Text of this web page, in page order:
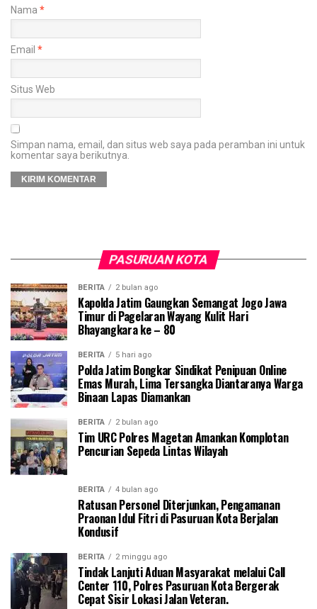
Nama *
Email *
Situs Web
Simpan nama, email, dan situs web saya pada peramban ini untuk
komentar saya berikutnya.
PASURUAN KOTA
BERITA 2 bulan ago
Kapolda Jatim Gaungkan Semangat Jogo Jawa
Timur di Pagelaran Wayang Kulit Hari
Bhayangkara ke – 80
BERITA 5 hari ago
Polda Jatim Bongkar Sindikat Penipuan Online
Emas Murah, Lima Tersangka Diantaranya Warga
Binaan Lapas Diamankan
BERITA 2 bulan ago
Tim URC Polres Magetan Amankan Komplotan
Pencurian Sepeda Lintas Wilayah
BERITA 4 bulan ago
Ratusan Personel Diterjunkan, Pengamanan
Praonan Idul Fitri di Pasuruan Kota Berjalan
Kondusif
BERITA 2 minggu ago
Tindak Lanjuti Aduan Masyarakat melalui Call
Center 110, Polres Pasuruan Kota Bergerak
Cepat Sisir Lokasi Jalan Veteran.